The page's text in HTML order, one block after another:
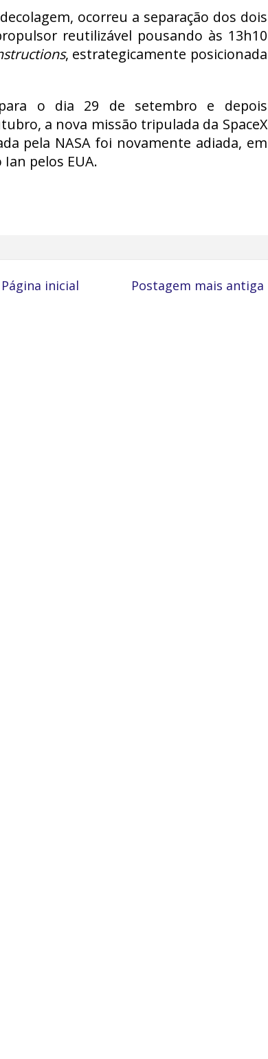
ocorreu a separação dos dois
reutilizável pousando às 13h10
, estrategicamente posicionada
o dia 29 de setembro e depois
a nova missão tripulada da SpaceX
pela NASA foi novamente adiada, em
pelos EUA.
Postagem mais antiga
Página inicial